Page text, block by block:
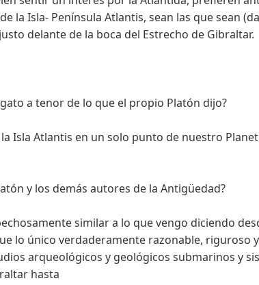
Isla- Península Atlantis, sean las que sean
delante de la boca del Estrecho de Gibraltar.
a tenor de lo que el propio Platón dijo?
Isla Atlantis en un solo punto de nuestro
y los demás autores de la Antigüedad?
similar a lo que vengo diciendo
lo único verdaderamente razonable, riguroso
arqueológicos y geológicos submarinos y
hasta